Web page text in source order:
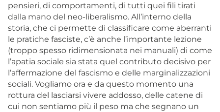
pensieri, di comportamenti, di tutti quei fili tirati
dalla mano del neo-liberalismo. All’interno della
storia, che ci permette di classificare come aberranti
le pratiche fasciste, c’è anche l’importante lezione
(troppo spesso ridimensionata nei manuali) di come
l’apatia sociale sia stata quel contributo decisivo per
l’affermazione del fascismo e delle marginalizzazioni
sociali. Vogliamo ora e da questo momento una
rottura del lasciarsi vivere addosso, delle catene di
cui non sentiamo più il peso ma che segnano un